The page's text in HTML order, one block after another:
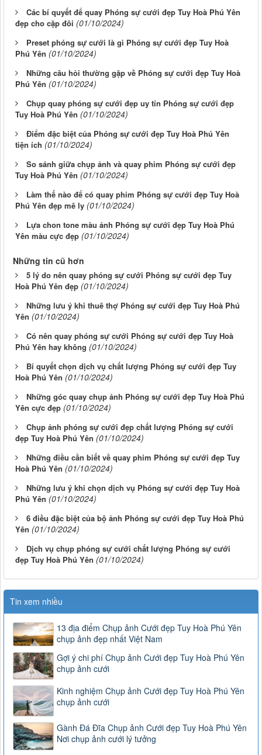
Các bí quyết để quay Phóng sự cưới đẹp Tuy Hoà Phú Yên
đẹp cho cặp đôi (01/10/2024)
Preset phóng sự cưới là gì Phóng sự cưới đẹp Tuy Hoà
Phú Yên (01/10/2024)
Những câu hỏi thường gặp về Phóng sự cưới đẹp Tuy Hoà
Phú Yên (01/10/2024)
Chụp quay phóng sự cưới đẹp uy tín Phóng sự cưới đẹp
Tuy Hoà Phú Yên (01/10/2024)
Điểm đặc biệt của Phóng sự cưới đẹp Tuy Hoà Phú Yên
tiện ích (01/10/2024)
So sánh giữa chụp ảnh và quay phim Phóng sự cưới đẹp
Tuy Hoà Phú Yên (01/10/2024)
Làm thế nào để có quay phim Phóng sự cưới đẹp Tuy Hoà
Phú Yên đẹp mê ly (01/10/2024)
Lựa chon tone màu ảnh Phóng sự cưới đẹp Tuy Hoà Phú
Yên màu cực đẹp (01/10/2024)
Những tin cũ hơn
5 lý do nên quay phóng sự cưới Phóng sự cưới đẹp Tuy
Hoà Phú Yên đẹp (01/10/2024)
Những lưu ý khi thuê thợ Phóng sự cưới đẹp Tuy Hoà Phú
Yên (01/10/2024)
Có nên quay phóng sự cưới Phóng sự cưới đẹp Tuy Hoà
Phú Yên hay không (01/10/2024)
Bí quyết chọn dịch vụ chất lượng Phóng sự cưới đẹp Tuy
Hoà Phú Yên (01/10/2024)
Những góc quay chụp ảnh Phóng sự cưới đẹp Tuy Hoà Phú
Yên cực đẹp (01/10/2024)
Chụp ảnh phóng sự cưới đẹp chất lượng Phóng sự cưới
đẹp Tuy Hoà Phú Yên (01/10/2024)
Những điều cần biết về quay phim Phóng sự cưới đẹp Tuy
Hoà Phú Yên (01/10/2024)
Những lưu ý khi chọn dịch vụ Phóng sự cưới đẹp Tuy Hoà
Phú Yên (01/10/2024)
6 điều đặc biệt của bộ ảnh Phóng sự cưới đẹp Tuy Hoà Phú
Yên (01/10/2024)
Dịch vụ chụp phóng sự cưới chất lượng Phóng sự cưới
đẹp Tuy Hoà Phú Yên (01/10/2024)
Tin xem nhiều
13 địa điểm Chụp ảnh Cưới đẹp Tuy Hoà Phú Yên
chụp ảnh đẹp nhất Việt Nam
Gợi ý chi phí Chụp ảnh Cưới đẹp Tuy Hoà Phú Yên
chụp ảnh cưới
Kinh nghiệm Chụp ảnh Cưới đẹp Tuy Hoà Phú Yên
chụp ảnh cưới
Gành Đá Đĩa Chụp ảnh Cưới đẹp Tuy Hoà Phú Yên
Nơi chụp ảnh cưới lý tưởng